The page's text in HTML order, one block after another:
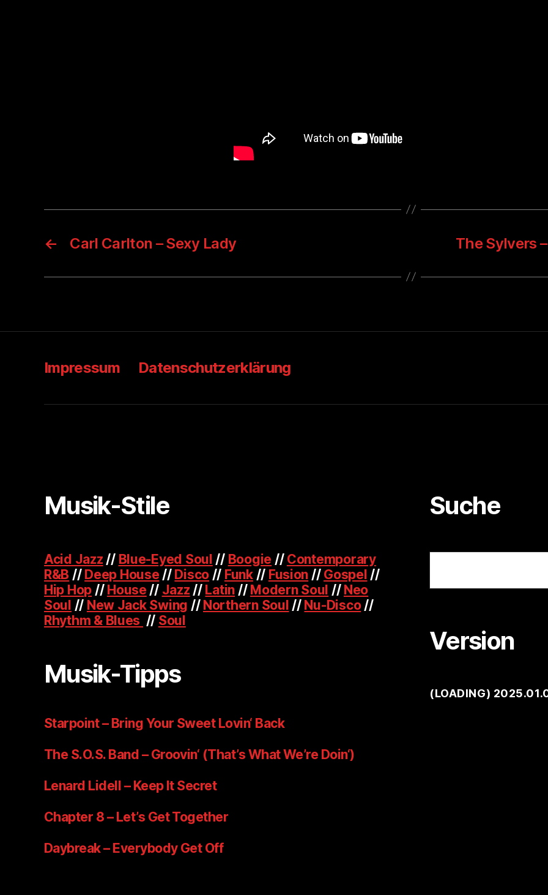
← Carl Carlton – Sexy Lady The Sylvers
Impressum Datenschutzerklärung
Musik-Stile
Acid Jazz // Blue-Eyed Soul // Boogie // Contemporary
R&B // Deep House // Disco // Funk// Fusion // Gospel //
Hip Hop // House // Jazz // Latin // Modern Soul // Neo
Soul // New Jack Swing // Northern Soul // Nu-Disco//
Rhythm & Blues // Soul
Musik-Tipps
Starpoint – Bring Your Sweet Lovin‘ Back
The S.O.S. Band – Groovin‘ (That’s What We’re Doin‘)
Lenard Lidell – Keep It Secret
Chapter 8 – Let’s Get Together
Daybreak – Everybody Get Off
Suche
Version
(LOADING)